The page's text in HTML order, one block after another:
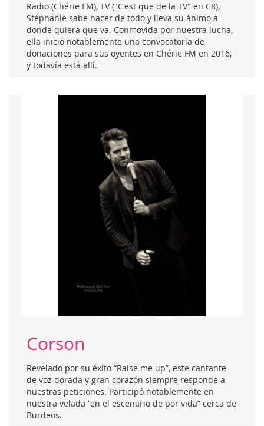
Radio (Chérie FM), TV ("C'est que de la TV" en C8),
Stéphanie sabe hacer de todo y lleva su ánimo a
donde quiera que va. Conmovida por nuestra lucha,
ella inició notablemente una convocatoria de
donaciones para sus oyentes en Chérie FM en 2016,
y todavía está allí.
Corson
Revelado por su éxito “Raise me up”, este cantante
de voz dorada y gran corazón siempre responde a
nuestras peticiones. Participó notablemente en
nuestra velada “en el escenario de por vida” cerca de
Burdeos.